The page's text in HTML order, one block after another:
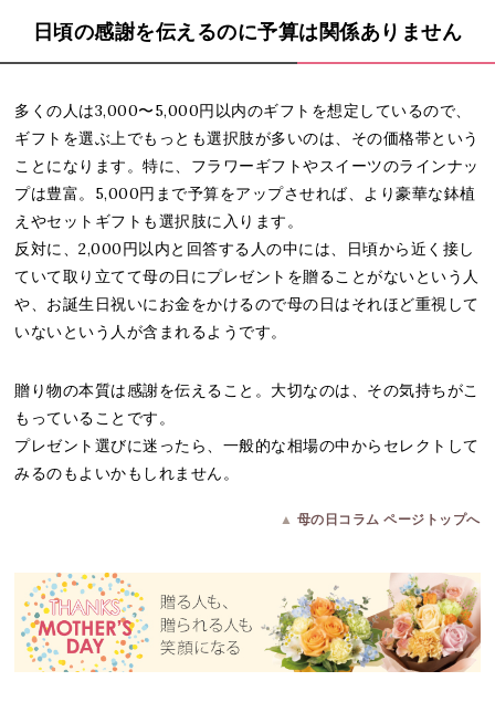
日頃の感謝を伝えるのに予算は関係ありません
多くの人は3,000〜5,000円以内のギフトを想定しているので、
ギフトを選ぶ上でもっとも選択肢が多いのは、その価格帯という
ことになります。特に、フラワーギフトやスイーツのラインナッ
プは豊富。5,000円まで予算をアップさせれば、より豪華な鉢植
えやセットギフトも選択肢に入ります。
反対に、2,000円以内と回答する人の中には、日頃から近く接し
ていて取り立てて母の日にプレゼントを贈ることがないという人
や、お誕生日祝いにお金をかけるので母の日はそれほど重視して
いないという人が含まれるようです。
贈り物の本質は感謝を伝えること。大切なのは、その気持ちがこ
もっていることです。
プレゼント選びに迷ったら、一般的な相場の中からセレクトして
みるのもよいかもしれません。
▲ 母の日コラム ページトップへ